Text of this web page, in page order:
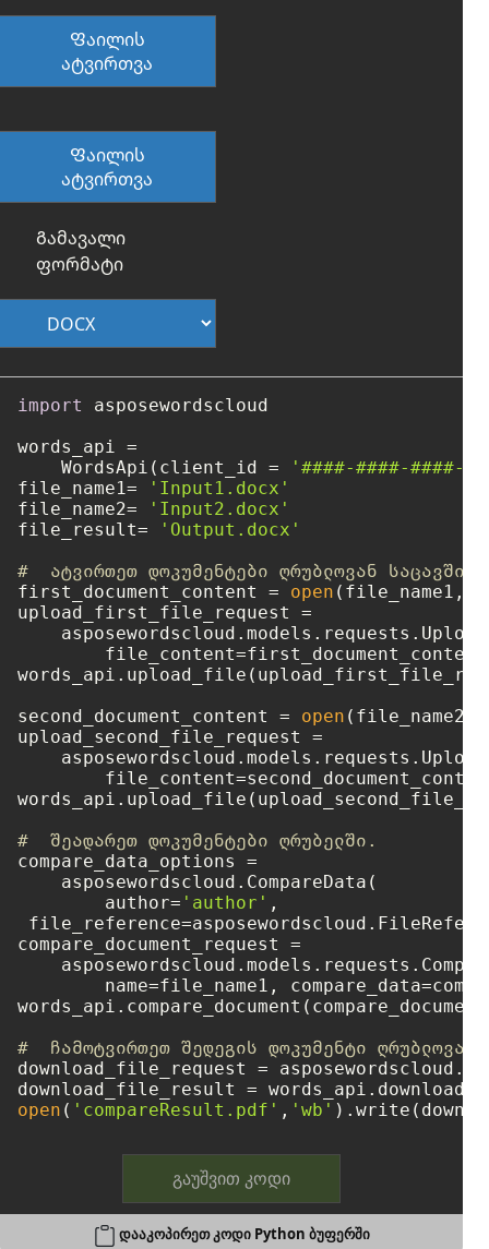
Ფაილის
ატვირთვა
Ფაილის
ატვირთვა
Გამავალი
ფორმატი
import
asposewordscloud
words_api =
    WordsApi(client_id =
'####-####-####-
file_name1=
'Input1.docx'
file_name2=
'Input2.docx'
file_result=
'Output.docx'
#  ატვირთეთ დოკუმენტები ღრუბლოვან საცავში.
first_document_content = open (file_name1,
upload_first_file_request =
second_document_content = open (file_name2,
upload_second_file_request =
#  შეადარეთ დოკუმენტები ღრუბელში.
compare_data_options =
    asposewordscloud.CompareData(
	author=
'author' ,
compare_document_request =
#  ჩამოტვირთეთ შედეგის დოკუმენტი
download_file_request =
open ( 'compareResult.pdf' , 'wb'
გაუშვით კოდი
დააკოპირეთ კოდი Python ბუფერში